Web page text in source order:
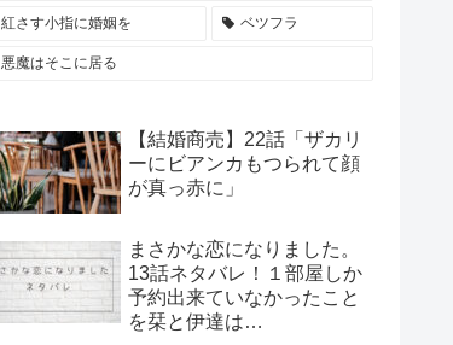
紅さす小指に婚姻を ベツフラ
悪魔はそこに居る
【結婚商売】22話「ザカリ
ーにビアンカもつられて顔
が真っ赤に」
まさかな恋になりました。
13話ネタバレ！１部屋しか
予約出来ていなかったこと
を栞と伊達は…